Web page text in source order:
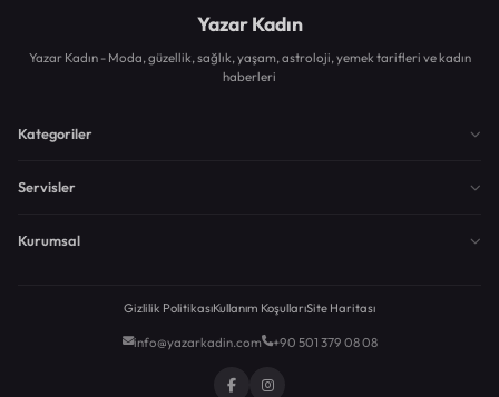
Yazar Kadın
Yazar Kadın - Moda, güzellik, sağlık, yaşam, astroloji, yemek tarifleri ve kadın
haberleri
Kategoriler
Servisler
Kurumsal
Gizlilik PolitikasıKullanım KoşullarıSite Haritası
info@yazarkadin.com +90 501 379 08 08